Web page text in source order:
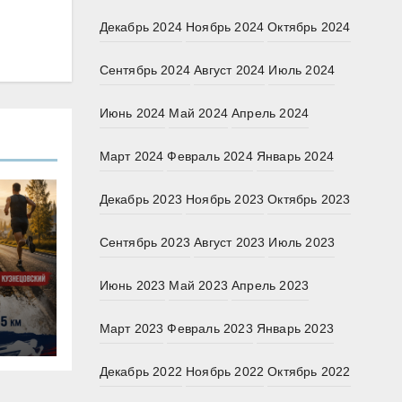
Декабрь 2024 Ноябрь 2024 Октябрь 2024
Сентябрь 2024 Август 2024 Июль 2024
Июнь 2024 Май 2024 Апрель 2024
Март 2024 Февраль 2024 Январь 2024
Декабрь 2023 Ноябрь 2023 Октябрь 2023
Сентябрь 2023 Август 2023 Июль 2023
Июнь 2023 Май 2023 Апрель 2023
Март 2023 Февраль 2023 Январь 2023
Декабрь 2022 Ноябрь 2022 Октябрь 2022